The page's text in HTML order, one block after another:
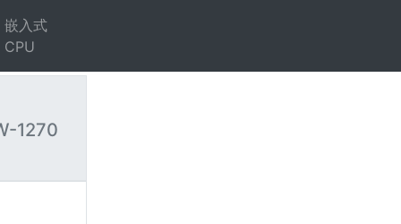
嵌入式
CPU
1270